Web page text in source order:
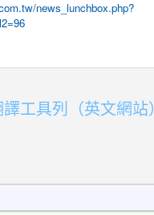
工具列（英文網站）